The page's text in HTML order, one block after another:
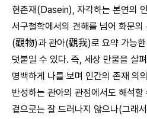
현존재(Dasein), 자각하는 본연의
서구철학에서의 견해를 넘어 화문
(觀物)과 관아(觀我)로 요약 가능한
덧붙일 수 있다. 즉, 세상 만물을 살
명백하게 나를 보며 인간의 존재 의
반성하는 관아의 관점에서도 해석
겉으로는 잘 드러나지 않으나(그래